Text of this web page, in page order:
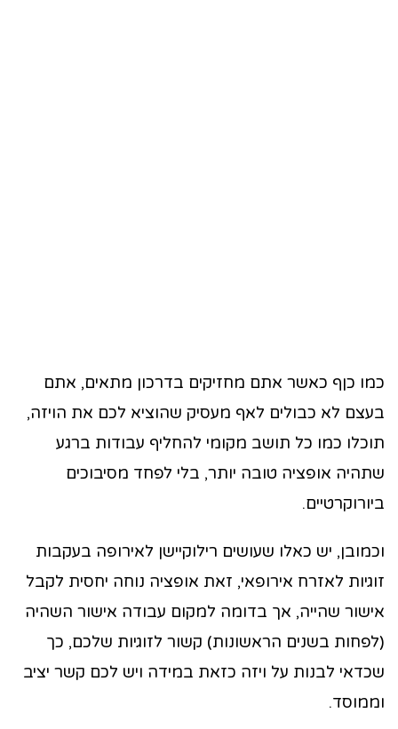
כמו כןף כאשר אתם מחזיקים בדרכון מתאים, אתם
בעצם לא כבולים לאף מעסיק שהוציא לכם את הויזה,
תוכלו כמו כל תושב מקומי להחליף עבודות ברגע
שתהיה אופציה טובה יותר, בלי לפחד מסיבוכים
ביורוקרטיים.
וכמובן, יש כאלו שעושים רילוקיישן לאירופה בעקבות
זוגיות לאזרח אירופאי, זאת אופציה נוחה יחסית לקבל
אישור שהייה, אך בדומה למקום עבודה אישור השהיה
(לפחות בשנים הראשונות) קשור לזוגיות שלכם, כך
שכדאי לבנות על ויזה כזאת במידה ויש לכם קשר יציב
וממוסד.